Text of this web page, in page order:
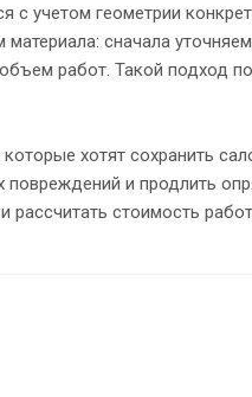
учетом геометрии
сначала
работ. Такой подход
хотят сохранить
и продлить
рассчитать стоимость